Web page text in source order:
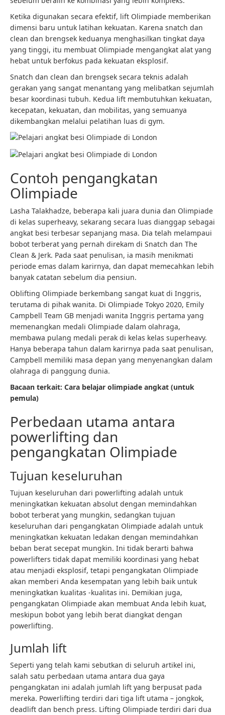
Ketika digunakan secara efektif, lift Olimpiade memberikan
dimensi baru untuk latihan kekuatan. Karena snatch dan
clean dan brengsek keduanya menghasilkan tingkat daya
yang tinggi, itu membuat Olimpiade mengangkat alat yang
hebat untuk berfokus pada kekuatan eksplosif.
Snatch dan clean dan brengsek secara teknis adalah
gerakan yang sangat menantang yang melibatkan sejumlah
besar koordinasi tubuh. Kedua lift membutuhkan kekuatan,
kecepatan, kekuatan, dan mobilitas, yang semuanya
dikembangkan melalui pelatihan luas di gym.
Contoh pengangkatan
Olimpiade
Lasha Talakhadze, beberapa kali juara dunia dan Olimpiade
di kelas superheavy, sekarang secara luas dianggap sebagai
angkat besi terbesar sepanjang masa. Dia telah melampaui
bobot terberat yang pernah direkam di Snatch dan The
Clean & Jerk. Pada saat penulisan, ia masih menikmati
periode emas dalam karirnya, dan dapat memecahkan lebih
banyak catatan sebelum dia pensiun.
Oblifting Olimpiade berkembang sangat kuat di Inggris,
terutama di pihak wanita. Di Olimpiade Tokyo 2020, Emily
Campbell Team GB menjadi wanita Inggris pertama yang
memenangkan medali Olimpiade dalam olahraga,
membawa pulang medali perak di kelas kelas superheavy.
Hanya beberapa tahun dalam karirnya pada saat penulisan,
Campbell memiliki masa depan yang menyenangkan dalam
olahraga di panggung dunia.
Bacaan terkait: Cara belajar olimpiade angkat (untuk
pemula)
Perbedaan utama antara
powerlifting dan
pengangkatan Olimpiade
Tujuan keseluruhan
Tujuan keseluruhan dari powerlifting adalah untuk
meningkatkan kekuatan absolut dengan memindahkan
bobot terberat yang mungkin, sedangkan tujuan
keseluruhan dari pengangkatan Olimpiade adalah untuk
meningkatkan kekuatan ledakan dengan memindahkan
beban berat secepat mungkin. Ini tidak berarti bahwa
powerlifters tidak dapat memiliki koordinasi yang hebat
atau menjadi eksplosif, tetapi pengangkatan Olimpiade
akan memberi Anda kesempatan yang lebih baik untuk
meningkatkan kualitas -kualitas ini. Demikian juga,
pengangkatan Olimpiade akan membuat Anda lebih kuat,
meskipun bobot yang lebih berat diangkat dengan
powerlifting.
Jumlah lift
Seperti yang telah kami sebutkan di seluruh artikel ini,
salah satu perbedaan utama antara dua gaya
pengangkatan ini adalah jumlah lift yang berpusat pada
mereka. Powerlifting terdiri dari tiga lift utama – jongkok,
deadlift dan bench press. Lifting Olimpiade terdiri dari dua